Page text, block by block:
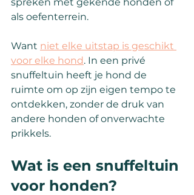
als oefenterrein.
Want niet elke uitstap is geschikt
voor elke hond. In een privé
snuffeltuin heeft je hond de
ruimte om op zijn eigen tempo te
ontdekken, zonder de druk van
andere honden of onverwachte
prikkels.
Wat is een snuffeltuin
voor honden?